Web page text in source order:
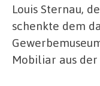
Louis Sternau,
schenkte dem
Mobiliar aus der